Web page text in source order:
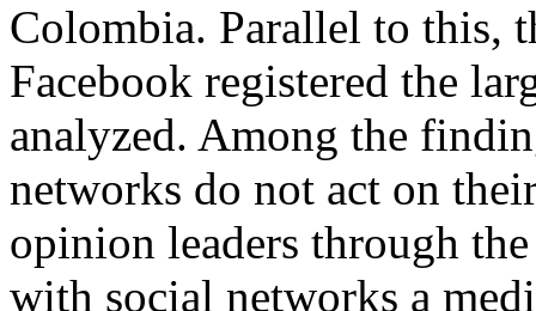
Colombia. Parallel to this,
Facebook registered the
analyzed. Among the
networks do not act on
opinion leaders through
with social networks a